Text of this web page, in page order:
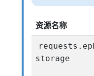
资源名称
storage